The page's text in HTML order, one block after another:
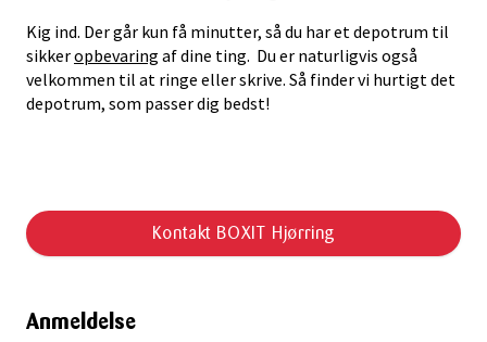
Kig ind. Der går kun få minutter, så du har et depotrum til
sikkeropbevaring af dine ting. Du er naturligvis også
velkommen til at ringe eller skrive. Så finder vi hurtigt det
depotrum, som passer dig bedst!
Kontakt BOXIT Hjørring
Anmeldelse